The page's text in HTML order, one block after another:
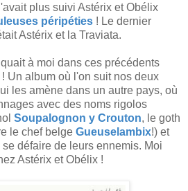
plus suivi Astérix et Obélix
péripéties ! Le dernier
Astérix et la Traviata.
à moi dans ces précédents
! Un album où l'on suit nos deux
les amène dans un autre pays, où
avec des noms rigolos
Soupalognon y Crouton, le goth
le chef belge Gueuselambix!) et
défaire de leurs ennemis. Moi
Astérix et Obélix !